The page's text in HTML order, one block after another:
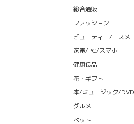
総合通販
ファッション
ビューティー/コスメ
家電/PC/スマホ
健康食品
花・ギフト
本/ミュージック/DVD
グルメ
ペット